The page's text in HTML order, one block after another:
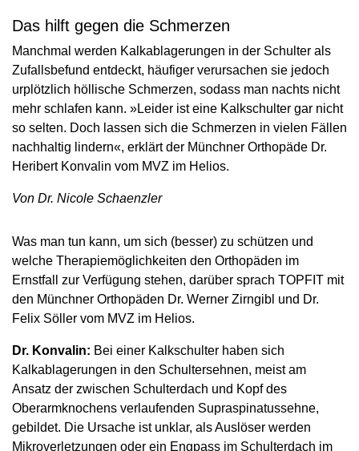
Das hilft gegen die Schmerzen
Manchmal werden Kalkablagerungen in der Schulter als
Zufallsbefund entdeckt, häufiger verursachen sie jedoch
urplötzlich höllische Schmerzen, sodass man nachts nicht
mehr schlafen kann. »Leider ist eine Kalkschulter gar nicht
so selten. Doch lassen sich die Schmerzen in vielen Fällen
nachhaltig lindern«, erklärt der Münchner Orthopäde Dr.
Heribert Konvalin vom MVZ im Helios.
Von Dr. Nicole Schaenzler
Was man tun kann, um sich (besser) zu schützen und
welche Therapiemöglichkeiten den Orthopäden im
Ernstfall zur Verfügung stehen, darüber sprach TOPFIT mit
den Münchner ­Orthopäden Dr. Werner Zirngibl und Dr.
Felix Söller vom MVZ im Helios.
Dr. Konvalin: Bei einer Kalkschulter haben sich
Kalkablagerungen in den Schultersehnen, meist am
Ansatz der zwischen Schulterdach und Kopf des
Oberarmknochens verlaufenden Supraspinatussehne,
gebildet. Die Ursache ist unklar, als Auslöser werden
Mikroverletzungen oder ein Engpass im Schulterdach im